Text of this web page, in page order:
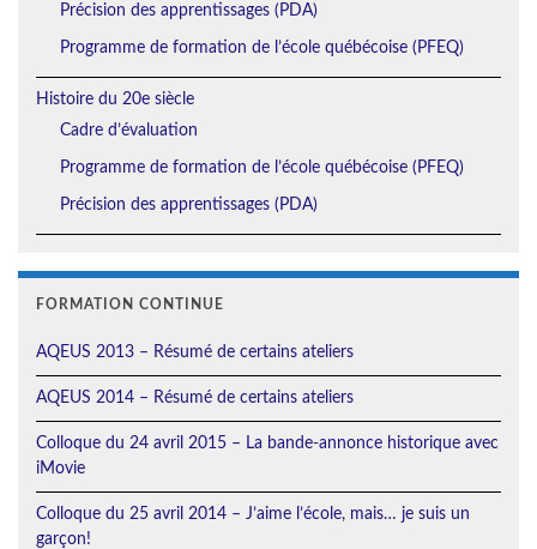
Précision des apprentissages (PDA)
Programme de formation de l’école québécoise (PFEQ)
Histoire du 20e siècle
Cadre d’évaluation
Programme de formation de l’école québécoise (PFEQ)
Précision des apprentissages (PDA)
FORMATION CONTINUE
AQEUS 2013 – Résumé de certains ateliers
AQEUS 2014 – Résumé de certains ateliers
Colloque du 24 avril 2015 – La bande-annonce historique avec
iMovie
Colloque du 25 avril 2014 – J’aime l’école, mais… je suis un
garçon!